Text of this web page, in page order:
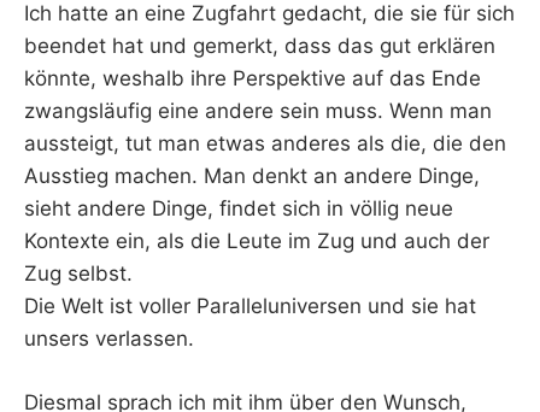
Ich hatte an eine Zugfahrt gedacht, die sie für sich
beendet hat und gemerkt, dass das gut erklären
könnte, weshalb ihre Perspektive auf das Ende
zwangsläufig eine andere sein muss. Wenn man
aussteigt, tut man etwas anderes als die, die den
Ausstieg machen. Man denkt an andere Dinge,
sieht andere Dinge, findet sich in völlig neue
Kontexte ein, als die Leute im Zug und auch der
Zug selbst.
Die Welt ist voller Paralleluniversen und sie hat
unsers verlassen.
Diesmal sprach ich mit ihm über den Wunsch,